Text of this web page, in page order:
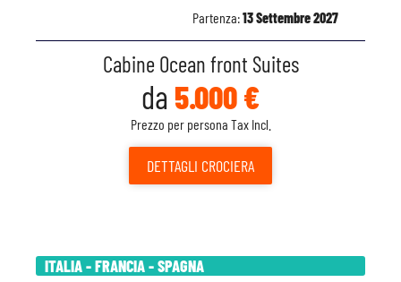
Partenza:13 Settembre 2027
Cabine Ocean front Suites
da 5.000 €
Prezzo per persona Tax Incl.
DETTAGLI CROCIERA
ITALIA - FRANCIA - SPAGNA